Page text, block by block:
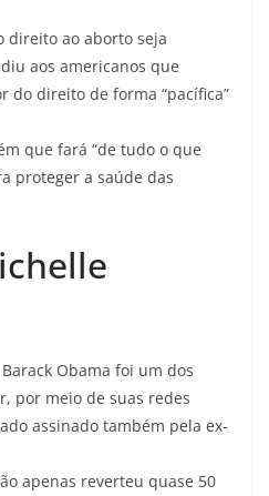
direito ao aborto seja
aos americanos que
do direito de forma “pacífica”
que fará “de tudo o que
proteger a saúde das
Obama foi um dos
por meio de suas redes
assinado também pela ex-
apenas reverteu quase 50